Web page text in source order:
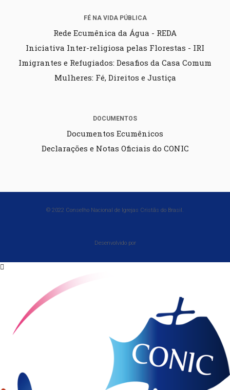
FÉ NA VIDA PÚBLICA
Rede Ecumênica da Água - REDA
Iniciativa Inter-religiosa pelas Florestas - IRI
Imigrantes e Refugiados: Desafios da Casa Comum
Mulheres: Fé, Direitos e Justiça
DOCUMENTOS
Documentos Ecumênicos
Declarações e Notas Oficiais do CONIC
© 2022 Conselho Nacional de Igrejas Cristãs do Brasil.
Desenvolvido por